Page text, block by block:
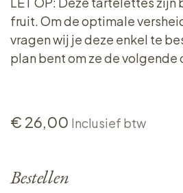
fruit. Om de optimale
vragen wij je deze enkel te
plan bent om ze de volgende
€ 26,00 Inclusief btw
Bestellen